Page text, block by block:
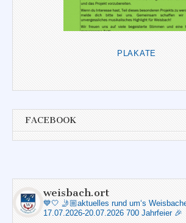
PLAKATE
FACEBOOK
weisbach.ort
💙🤍 🤳🏼aktuelles rund um‘s
17.07.2026-20.07.2026 700 Jahrfeier 🎉